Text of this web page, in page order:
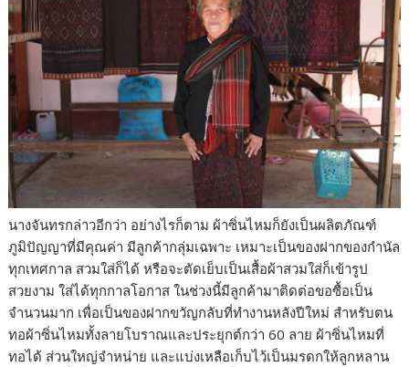
นางจันทรกล่าวอีกว่า อย่างไรก็ตาม ผ้าซิ่นไหมก็ยังเป็นผลิตภัณฑ์
ภูมิปัญญาที่มีคุณค่า มีลูกค้ากลุ่มเฉพาะ เหมาะเป็นของฝากของกำนัล
ทุกเทศกาล สวมใส่ก็ได้ หรือจะตัดเย็บเป็นเสื้อผ้าสวมใส่ก็เข้ารูป
สวยงาม ใส่ได้ทุกกาลโอกาส ในช่วงนี้มีลูกค้ามาติดต่อขอซื้อเป็น
จำนวนมาก เพื่อเป็นของฝากขวัญกลับที่ทำงานหลังปีใหม่ สำหรับตน
ทอผ้าซิ่นไหมทั้งลายโบราณและประยุกต์กว่า 60 ลาย ผ้าซิ่นไหมที่
ทอได้ ส่วนใหญ่จำหน่าย และแบ่งเหลือเก็บไว้เป็นมรดกให้ลูกหลาน